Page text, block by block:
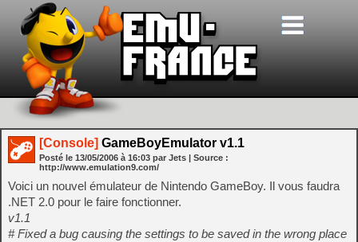
[Console] GameBoyEmulator v1.1
Posté le 13/05/2006 à 16:03 par Jets | Source :
http://www.emulation9.com/
Voici un nouvel émulateur de Nintendo GameBoy. Il vous faudra
.NET 2.0 pour le faire fonctionner.
v1.1
# Fixed a bug causing the settings to be saved in the wrong place